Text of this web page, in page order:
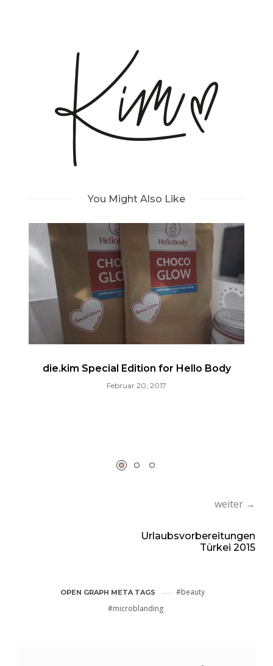
You Might Also Like
die.kim Special Edition for Hello Body
Februar 20, 2017
weiter →
Urlaubsvorbereitungen
Türkei 2015
OPEN GRAPH META TAGS
beauty
microblanding